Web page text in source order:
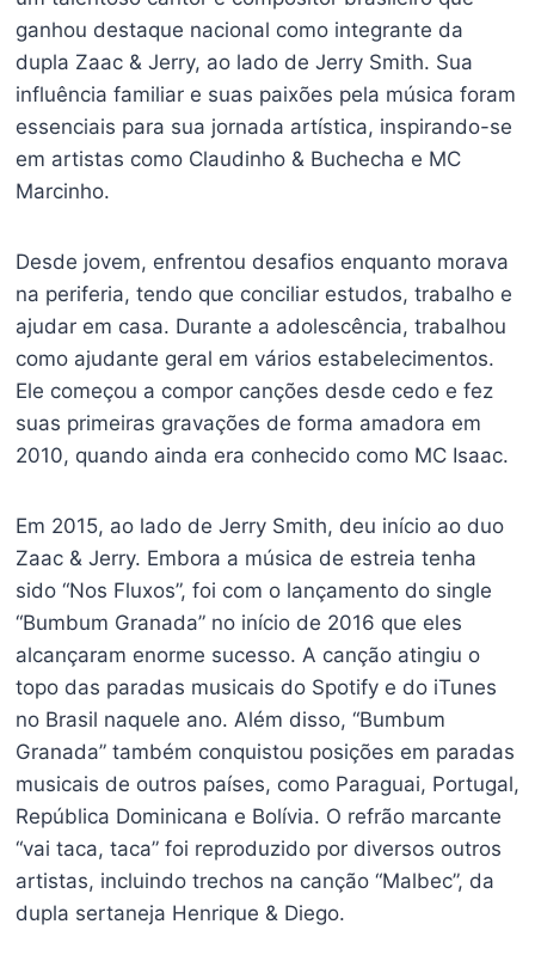
ganhou destaque nacional como integrante da
dupla Zaac & Jerry, ao lado de Jerry Smith. Sua
influência familiar e suas paixões pela música foram
essenciais para sua jornada artística, inspirando-se
em artistas como Claudinho & Buchecha e MC
Marcinho.
Desde jovem, enfrentou desafios enquanto morava
na periferia, tendo que conciliar estudos, trabalho e
ajudar em casa. Durante a adolescência, trabalhou
como ajudante geral em vários estabelecimentos.
Ele começou a compor canções desde cedo e fez
suas primeiras gravações de forma amadora em
2010, quando ainda era conhecido como MC Isaac.
Em 2015, ao lado de Jerry Smith, deu início ao duo
Zaac & Jerry. Embora a música de estreia tenha
sido “Nos Fluxos”, foi com o lançamento do single
“Bumbum Granada” no início de 2016 que eles
alcançaram enorme sucesso. A canção atingiu o
topo das paradas musicais do Spotify e do iTunes
no Brasil naquele ano. Além disso, “Bumbum
Granada” também conquistou posições em paradas
musicais de outros países, como Paraguai, Portugal,
República Dominicana e Bolívia. O refrão marcante
“vai taca, taca” foi reproduzido por diversos outros
artistas, incluindo trechos na canção “Malbec”, da
dupla sertaneja Henrique & Diego.